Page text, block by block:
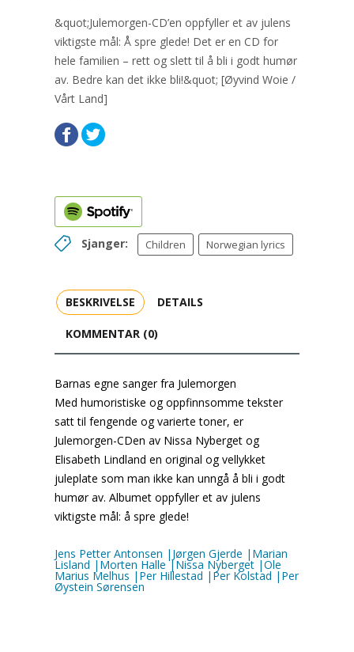
&quot;Julemorgen-CD’en oppfyller et av julens
viktigste mål: Å spre glede! Det er en CD for
hele familien – rett og slett til å bli i godt humør
av. Bedre kan det ikke bli!&quot; [Øyvind Woie /
Vårt Land]
Sjanger: Children Norwegian lyrics
BESKRIVELSE DETAILS
KOMMENTAR (0)
Barnas egne sanger fra Julemorgen
Med humoristiske og oppfinnsomme tekster
satt til fengende og varierte toner, er
Julemorgen-CDen av Nissa Nyberget og
Elisabeth Lindland en original og vellykket
juleplate som man ikke kan unngå å bli i godt
humør av. Albumet oppfyller et av julens
viktigste mål: å spre glede!
Jens Petter Antonsen |Jørgen Gjerde |Marian
Lisland |Morten Halle |Nissa Nyberget |Ole
Marius Melhus |Per Hillestad |Per Kolstad |Per
Øystein Sørensen